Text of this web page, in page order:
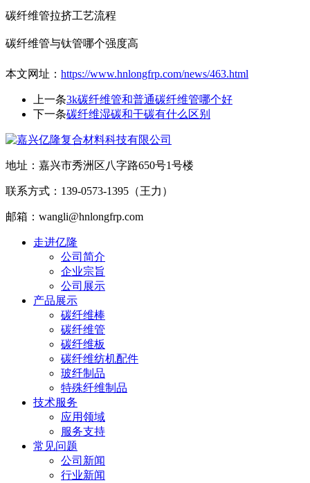
碳纤维管拉挤工艺流程
碳纤维管与钛管哪个强度高
本文网址： https://www.hnlongfrp.com/news/463.html
上一条3k碳纤维管和普通碳纤维管哪个好
下一条碳纤维湿碳和干碳有什么区别
地址：嘉兴市秀洲区八字路650号1号楼
联系方式：139-0573-1395（王力）
邮箱：wangli@hnlongfrp.com
走进亿隆
公司简介
企业宗旨
公司展示
产品展示
碳纤维棒
碳纤维管
碳纤维板
碳纤维纺机配件
玻纤制品
特殊纤维制品
技术服务
应用领域
服务支持
常见问题
公司新闻
行业新闻